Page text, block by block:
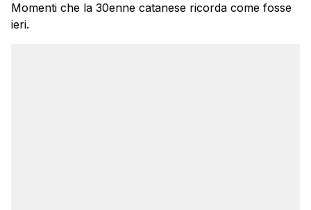
Momenti che la 30enne catanese ricorda come fosse
ieri.